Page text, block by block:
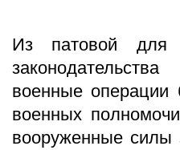
Из патовой для
военные операции
военных
вооруженные силы